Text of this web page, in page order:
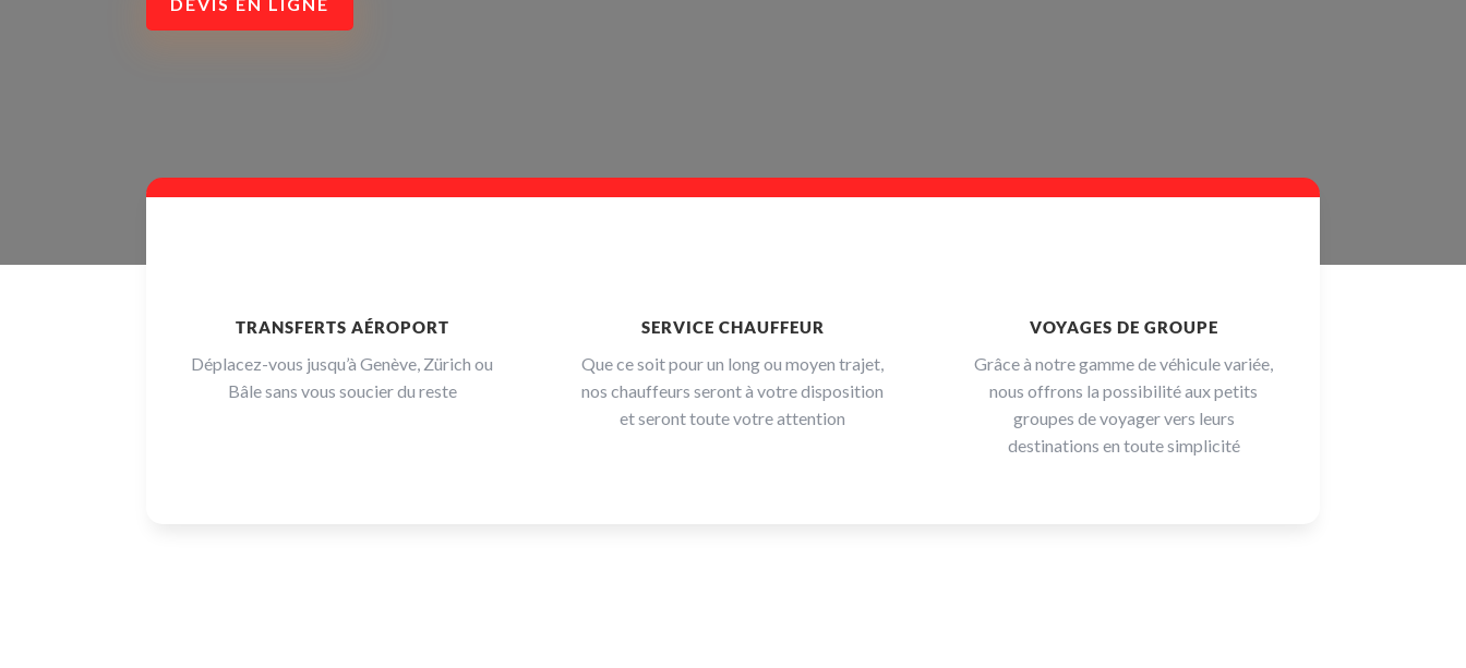
TRANSFERTS AÉROPORT
Déplacez-vous jusqu’à Genève, Zürich ou
Bâle sans vous soucier du reste
SERVICE CHAUFFEUR
Que ce soit pour un long ou moyen trajet,
nos chauffeurs seront à votre disposition
et seront toute votre attention
VOYAGES DE GROUPE
Grâce à notre gamme de véhicule variée,
nous offrons la possibilité aux petits
groupes de voyager vers leurs
destinations en toute simplicité